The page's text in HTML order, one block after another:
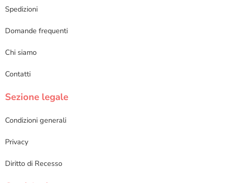
Spedizioni
Domande frequenti
Chi siamo
Contatti
Sezione legale
Condizioni generali
Privacy
Diritto di Recesso